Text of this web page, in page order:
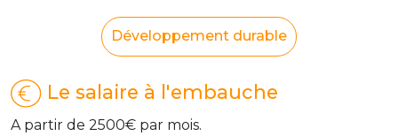
Développement durable
Le salaire à l'embauche
A partir de 2500€ par mois.